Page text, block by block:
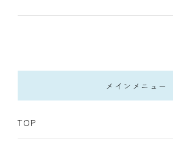
メインメニュー
TOP